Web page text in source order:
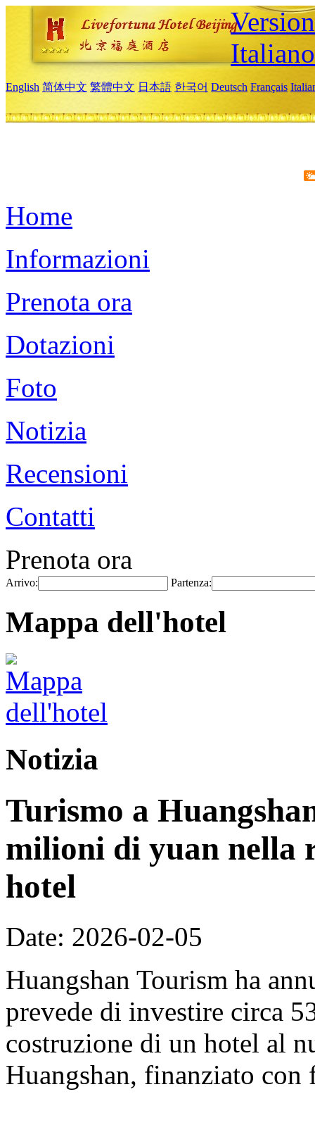
Italiano
English 简体中文 繁體中文 日本語 한국어 Deutsch Français
Home
Informazioni
Prenota ora
Dotazioni
Foto
Notizia
Recensioni
Contatti
Prenota ora
Arrivo: Partenza:
Mappa dell'hotel
Notizia
Turismo a
milioni di yuan nella
hotel
Date: 2026-02-05
Huangshan Tourism ha
prevede di investire circa
costruzione di un hotel al
Huangshan, finanziato